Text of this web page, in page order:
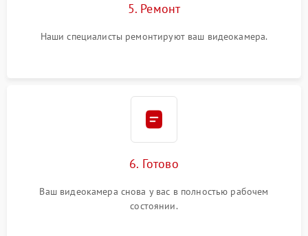
5. Ремонт
Наши специалисты ремонтируют ваш видеокамера.
6. Готово
Ваш видеокамера снова у вас в полностью рабочем
состоянии.